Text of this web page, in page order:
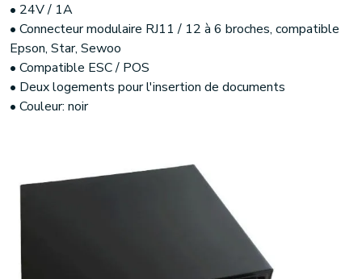
• 24V / 1A
• Connecteur modulaire RJ11 / 12 à 6 broches, compatible
Epson, Star, Sewoo
• Compatible ESC / POS
• Deux logements pour l'insertion de documents
• Couleur: noir